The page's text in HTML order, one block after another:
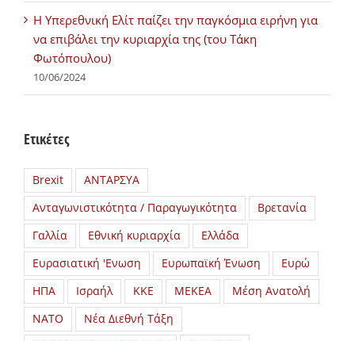
H Υπερεθνική Ελίτ παίζει την παγκόσμια ειρήνη για
να επιβάλει την κυριαρχία της (του Τάκη
Φωτόπουλου)
10/06/2024
Ετικέτες
Brexit
ΑΝΤΑΡΣΥΑ
Ανταγωνιστικότητα / Παραγωγικότητα
Βρετανία
Γαλλία
Εθνική κυριαρχία
Ελλάδα
Ευρασιατική 'Ενωση
Ευρωπαϊκή Ένωση
Ευρώ
ΗΠΑ
Ισραήλ ΚΚΕ ΜΕΚΕΑ
Μέση Ανατολή
ΝΑΤΟ
Νέα Διεθνή Τάξη